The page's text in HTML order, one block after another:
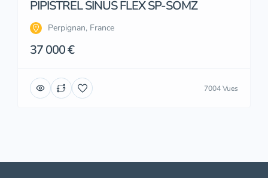
PIPISTREL SINUS FLEX SP-SOMZ
Perpignan, France
37 000 €
7004 Vues